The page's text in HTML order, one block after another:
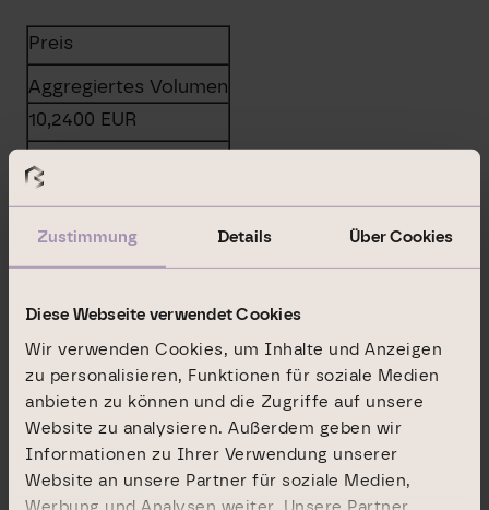
Zustimmung Details Über Cookies
Diese Webseite verwendet Cookies
Wir verwenden Cookies, um Inhalte und Anzeigen
zu personalisieren, Funktionen für soziale Medien
anbieten zu können und die Zugriffe auf unsere
Website zu analysieren. Außerdem geben wir
Informationen zu Ihrer Verwendung unserer
Website an unsere Partner für soziale Medien,
Werbung und Analysen weiter. Unsere Partner
Preis
Aggregiertes Volumen
10,2400 EUR
10844,1600
2020-11-03; UTC+1
f) Ort des Geschäfts
Name:
UBS AG LONDON BRANCH – SYSTEMATIC
INTERNALISER
MIC: